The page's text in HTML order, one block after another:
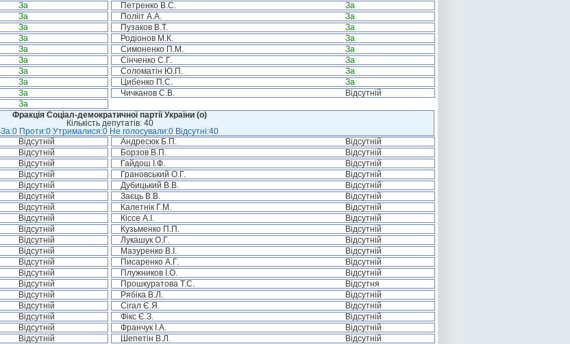
За Петренко В.С.
За
За Полііт А.А.
За
За Пузаков В.Т.
За
За Родіонов М.К.
За
За Симоненко П.М.
За
За Сінченко С.Г.
За
За Соломатін Ю.П.
За
За Цибенко П.С.
За
За Чичканов С.В.
Відсутній
За
Фракція Соціал-демократичної партії України (о)
Кількість депутатів: 40
За:0 Проти:0 Утрималися:0 Не голосували:0 Відсутні:40
Відсутній Андресюк Б.П.
Відсутній
Відсутній Борзов В.П.
Відсутній
Відсутній Гайдош І.Ф.
Відсутній
Відсутній Грановський О.Г.
Відсутній
Відсутній Дубицький В.В.
Відсутній
Відсутній Заєць В.В.
Відсутній
Відсутній Калетнік Г.М.
Відсутній
Відсутній Кіссе А.І.
Відсутній
Відсутній Кузьменко П.П.
Відсутній
Відсутній Лукашук О.Г.
Відсутній
Відсутній Мазуренко В.І.
Відсутній
Відсутній Писаренко А.Г.
Відсутній
Відсутній Плужников І.О.
Відсутній
Відсутній Прошкуратова Т.С.
Відсутня
Відсутній Рябіка В.Л.
Відсутній
Відсутній Сігал Є.Я.
Відсутній
Відсутній Фікс Є.З.
Відсутній
Відсутній Франчук І.А.
Відсутній
Відсутній Шепетін В.Л.
Відсутній